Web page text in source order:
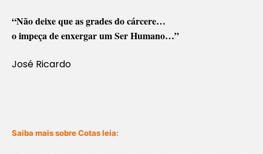
“Não deixe que as grades do cárcere…
o impeça de enxergar um Ser Humano…”
José Ricardo
Saiba mais sobre Cotas leia: